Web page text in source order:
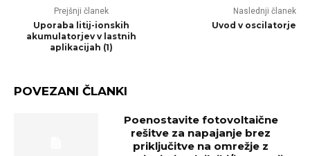
Prejšnji članek
Uporaba litij-ionskih
akumulatorjev v lastnih
aplikacijah (1)
Naslednji članek
Uvod v oscilatorje
POVEZANI ČLANKI
Poenostavite fotovoltaične
rešitve za napajanje brez
priključitve na omrežje z